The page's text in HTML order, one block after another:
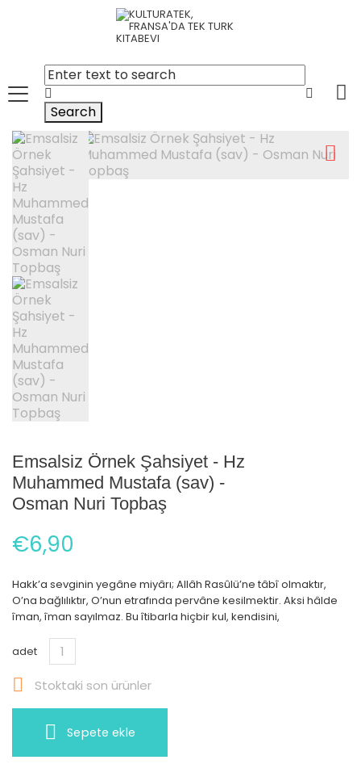
Search
Emsalsiz Örnek Şahsiyet - Hz
Muhammed Mustafa (sav) -
Osman Nuri Topbaş
€6,90
Hakk’a sevginin yegâne miyârı; Allâh Rasûlü’ne tâbî olmaktır,
O’na bağlılıktır, O’nun etrafında pervâne kesilmektir. Aksi hâlde
îman, îman sayılmaz. Bu îtibarla hiçbir kul, kendisini,
adet
 Stoktaki son ürünler
Sepete ekle